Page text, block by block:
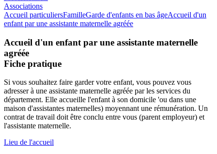
Associations
Accueil particuliersFamilleGarde d'enfants en bas âgeAccueil d'un
enfant par une assistante maternelle agréée
Accueil d'un enfant par une assistante maternelle
agréée
Fiche pratique
Si vous souhaitez faire garder votre enfant, vous pouvez vous
adresser à une assistante maternelle agréée par les services du
département. Elle accueille l'enfant à son domicile 'ou dans une
maison d'assistantes maternelles) moyennant une rémunération. Un
contrat de travail doit être conclu entre vous (parent employeur) et
l'assistante maternelle.
Lieu de l'accueil